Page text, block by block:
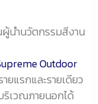
นำนวัตกรรมสีงาน
Outdoor
ยแรกและรายเดียว
เวณภายนอกได้